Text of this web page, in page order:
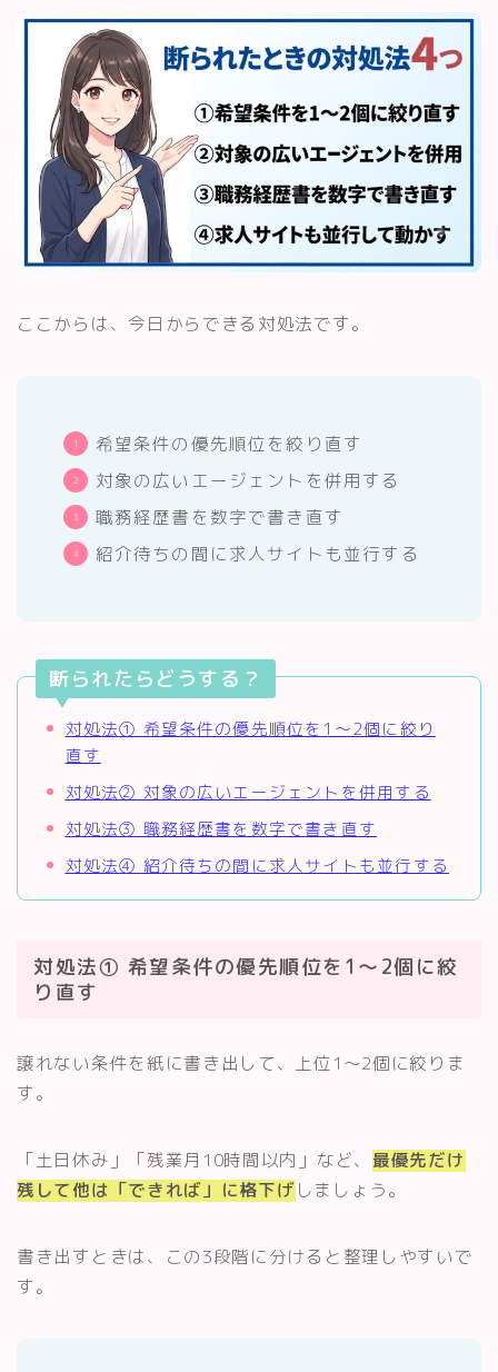
ここからは、今日からできる対処法です。
希望条件の優先順位を絞り直す
対象の広いエージェントを併用する
職務経歴書を数字で書き直す
紹介待ちの間に求人サイトも並行する
断られたらどうする？
対処法① 希望条件の優先順位を1〜2個に絞り
直す
対処法② 対象の広いエージェントを併用する
対処法③ 職務経歴書を数字で書き直す
対処法④ 紹介待ちの間に求人サイトも並行する
対処法① 希望条件の優先順位を1〜2個に絞
り直す
譲れない条件を紙に書き出して、上位1〜2個に絞りま
す。
「土日休み」「残業月10時間以内」など、 最優先だけ
残して他は「できれば」に格下げ しましょう。
書き出すときは、この3段階に分けると整理しやすいで
す。